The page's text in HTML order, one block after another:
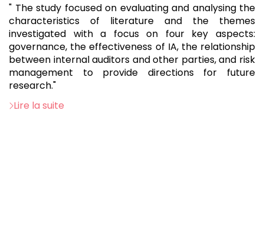
" The study focused on evaluating and analysing the
characteristics of literature and the themes
investigated with a focus on four key aspects:
governance, the effectiveness of IA, the relationship
between internal auditors and other parties, and risk
management to provide directions for future
research."
Lire la suite